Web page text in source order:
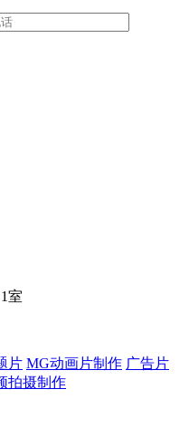
室
片 MG动画片制作 广告片
拍摄制作